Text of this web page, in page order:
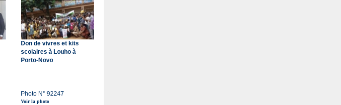
Don de vivres et kits
scolaires à Louho à
Porto-Novo
Photo N° 92247
Voir la photo